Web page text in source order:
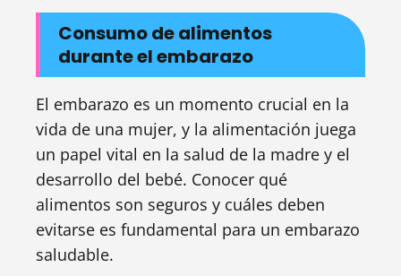
Consumo de alimentos
durante el embarazo
El embarazo es un momento crucial en la
vida de una mujer, y la alimentación juega
un papel vital en la salud de la madre y el
desarrollo del bebé. Conocer qué
alimentos son seguros y cuáles deben
evitarse es fundamental para un embarazo
saludable.